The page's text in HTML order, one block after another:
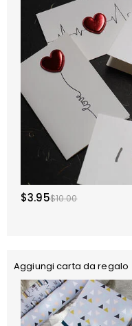
$3.95$10.00
Aggiungi carta da regalo